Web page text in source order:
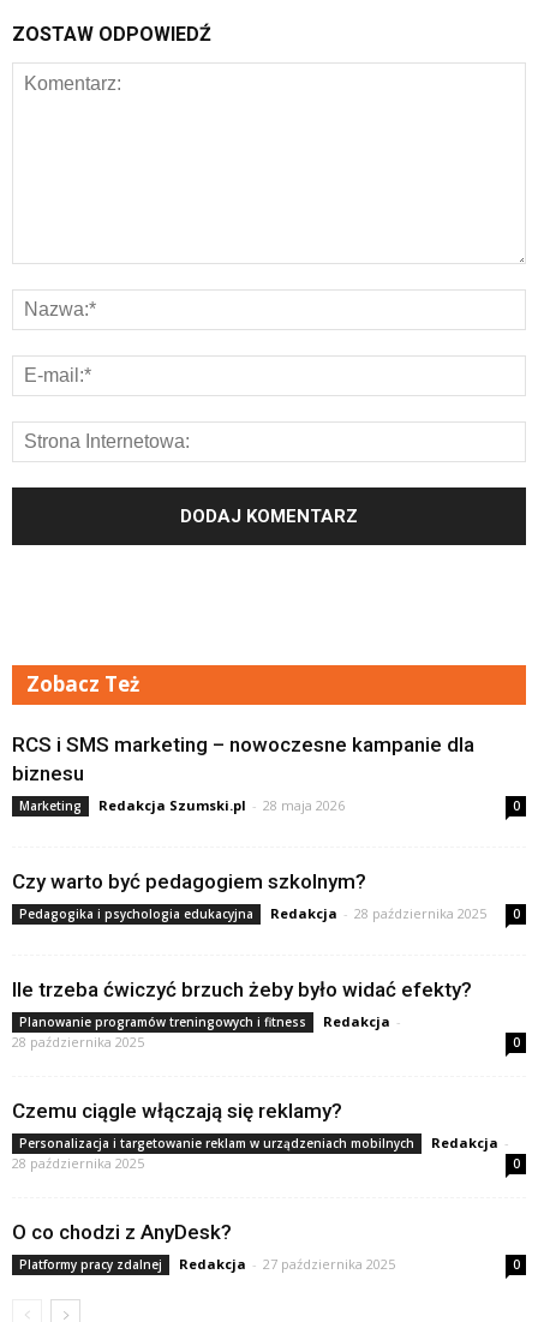
ZOSTAW ODPOWIEDŹ
Zobacz Też
RCS i SMS marketing – nowoczesne kampanie dla
biznesu
Marketing Redakcja Szumski.pl - 28 maja 2026 0
Czy warto być pedagogiem szkolnym?
Pedagogika i psychologia edukacyjna Redakcja - 28 października 2025 0
Ile trzeba ćwiczyć brzuch żeby było widać efekty?
Planowanie programów treningowych i fitness Redakcja -
28 października 2025
0
Czemu ciągle włączają się reklamy?
Personalizacja i targetowanie reklam w urządzeniach mobilnych Redakcja -
28 października 2025
0
O co chodzi z AnyDesk?
Platformy pracy zdalnej Redakcja - 27 października 2025 0